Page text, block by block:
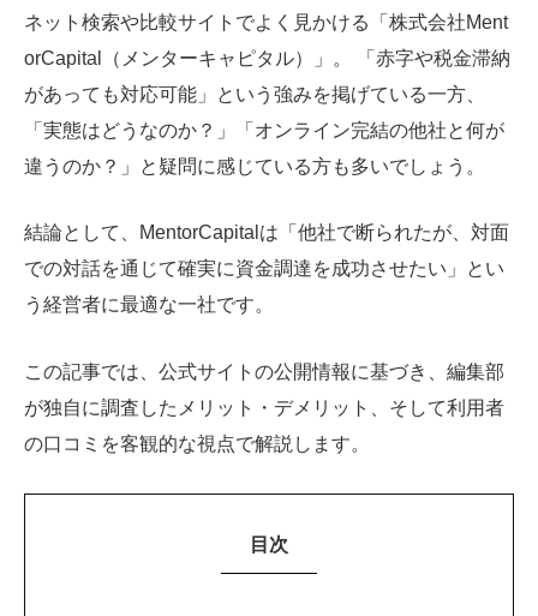
ネット検索や比較サイトでよく見かける「株式会社Ment
orCapital（メンターキャピタル）」。 「赤字や税金滞納
があっても対応可能」という強みを掲げている一方、
「実態はどうなのか？」「オンライン完結の他社と何が
違うのか？」と疑問に感じている方も多いでしょう。
結論として、MentorCapitalは「他社で断られたが、対面
での対話を通じて確実に資金調達を成功させたい」とい
う経営者に最適な一社です。
この記事では、公式サイトの公開情報に基づき、編集部
が独自に調査したメリット・デメリット、そして利用者
の口コミを客観的な視点で解説します。
目次